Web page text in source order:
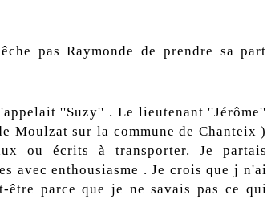
pas Raymonde de prendre sa part
''Suzy'' . Le lieutenant ''Jérôme''
Moulzat sur la commune de Chanteix )
ou écrits à transporter. Je partais
avec enthousiasme . Je crois que j n'ai
être parce que je ne savais pas ce qui